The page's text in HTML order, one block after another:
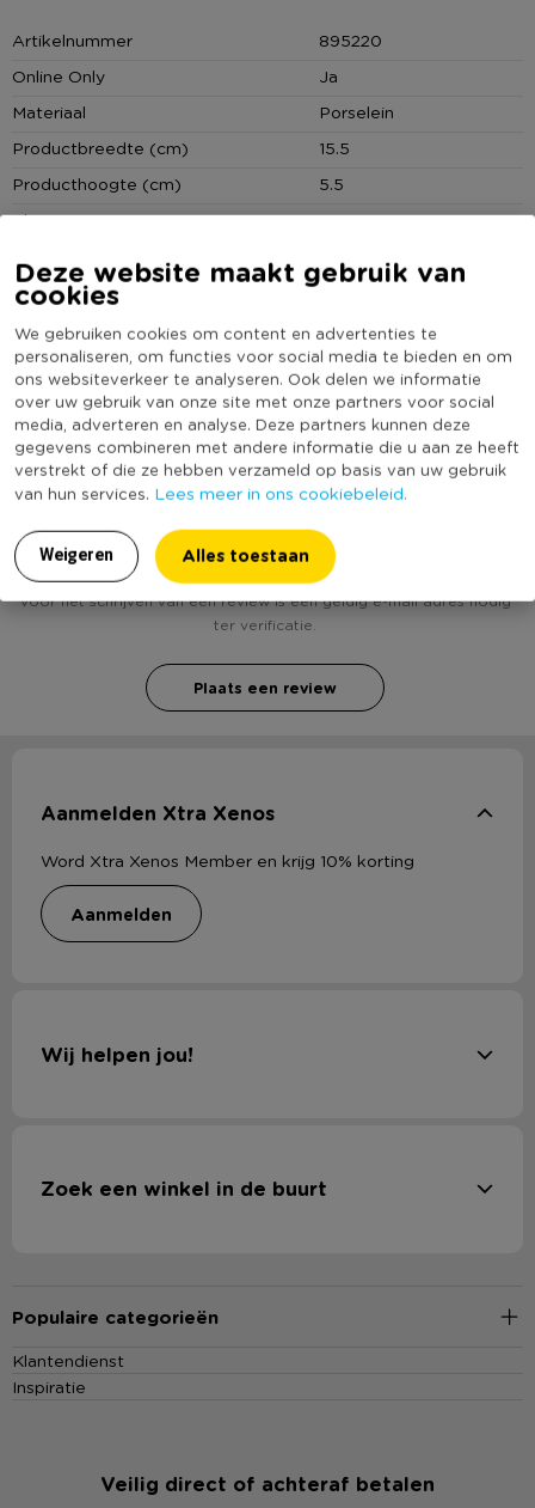
Deze website maakt gebruik van
cookies
We gebruiken cookies om content en advertenties te
personaliseren, om functies voor social media te bieden en om
ons websiteverkeer te analyseren. Ook delen we informatie
over uw gebruik van onze site met onze partners voor social
media, adverteren en analyse. Deze partners kunnen deze
gegevens combineren met andere informatie die u aan ze heeft
verstrekt of die ze hebben verzameld op basis van uw gebruik
van hun services. Lees meer in ons cookiebeleid.
Weigeren Alles toestaan
* Lengte x breedte: 15.5 x 15.5cm
* Hoogte: 5.5cm
* Kleur: wit
* Geschikt voor microgolfoven
Artikelnummer
895220
Online Only
Ja
Materiaal
Porselein
Productbreedte (cm)
15.5
Producthoogte (cm)
5.5
Kleur
Wit
Vorm
Vierkant
Vaatwasmachine bestendig
Ja
Duurzaamheidsscore
(Nog) geen score
bekend
een review!
Voor het schrijven van een review is een geldig e-mail adres nodig
ter verificatie.
Plaats een review
Aanmelden Xtra Xenos
Word Xtra Xenos Member en krijg 10% korting
aanmelden
Wij helpen jou!
Zoek een winkel in de buurt
Populaire categorieën
Klantendienst
Inspiratie
Veilig direct of achteraf betalen